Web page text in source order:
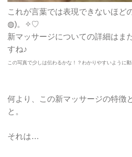
これが言葉では表現できないほ
◍)。✧♡
新マッサージについての詳細はま
すね♪
この写真で少しは伝わるかな！？わかりやすいように
何より、この新マッサージの特徴
と。
それは…